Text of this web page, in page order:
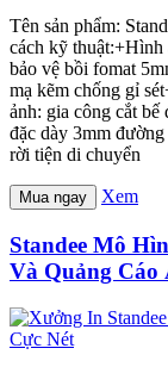
Tên sản phẩm:
cách kỹ thuật:+Hình
bảo vệ bồi fomat
mạ kẽm chống gỉ
ảnh: gia công cắt bế
đặc dày 3mm
rời tiện di chuyển
Mua ngay Xem
Standee Mô
Và Quảng Cáo